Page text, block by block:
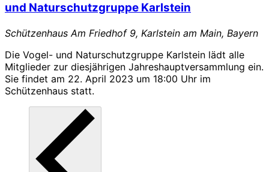
und Naturschutzgruppe Karlstein
Schützenhaus Am Friedhof 9, Karlstein am Main, Bayern
Die Vogel- und Naturschutzgruppe Karlstein lädt alle
Mitglieder zur diesjährigen Jahreshauptversammlung ein.
Sie findet am 22. April 2023 um 18:00 Uhr im
Schützenhaus statt.